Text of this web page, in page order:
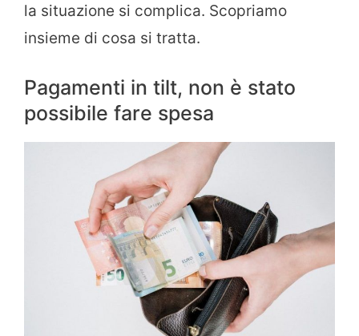
la situazione si complica. Scopriamo
insieme di cosa si tratta.
Pagamenti in tilt, non è stato
possibile fare spesa